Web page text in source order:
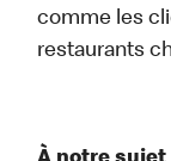
comme les
restaurants